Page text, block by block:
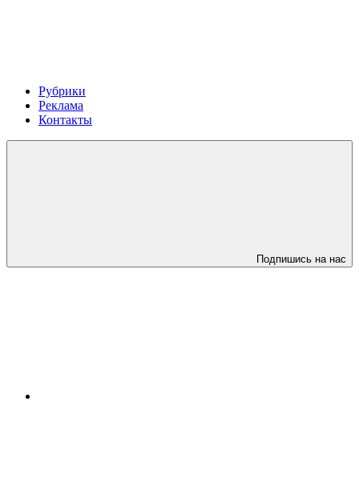
Рубрики
Реклама
Контакты
Подпишись на нас